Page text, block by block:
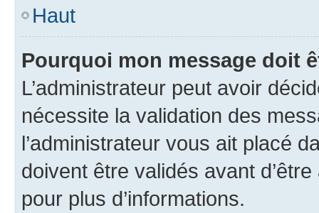
Haut
Pourquoi mon message doit
L’administrateur peut avoir
nécessite la validation des
l’administrateur vous ait placé
doivent être validés avant
pour plus d’informations.